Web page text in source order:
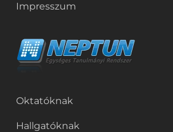
Impresszum
Oktatóknak
Hallgatóknak